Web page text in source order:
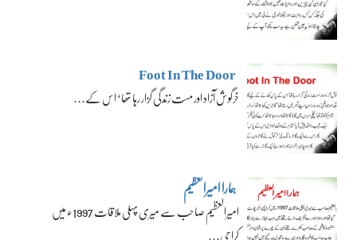
Foot In The Door
خرگوش آزاد اور مست زندگی گزار رہا تھا‘ اس کے…
ہمارا امیرالعظیم
امیرالعظیم صاحب سے میری پہلی ملاقات 1997ء میں